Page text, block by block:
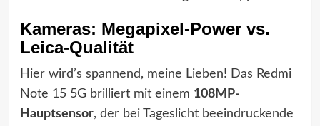
Kameras: Megapixel-Power vs.
Leica-Qualität
Hier wird’s spannend, meine Lieben! Das Redmi
Note 15 5G brilliert mit einem 108MP-
Hauptsensor, der bei Tageslicht beeindruckende